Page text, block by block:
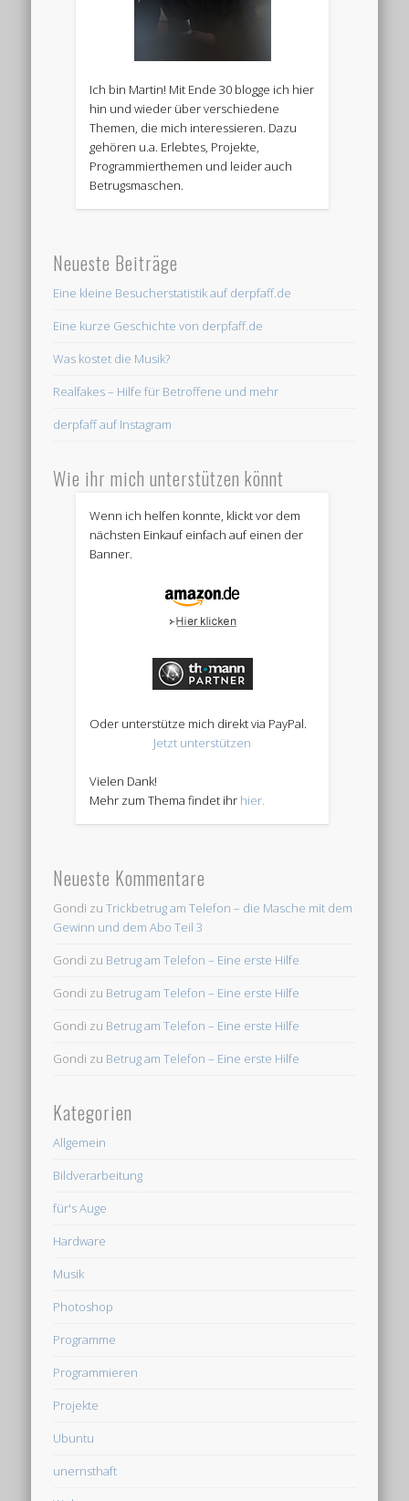
Ich bin Martin! Mit Ende 30 blogge ich hier
hin und wieder über verschiedene
Themen, die mich interessieren. Dazu
gehören u.a. Erlebtes, Projekte,
Programmierthemen und leider auch
Betrugsmaschen.
Neueste Beiträge
Eine kleine Besucherstatistik auf derpfaff.de
Eine kurze Geschichte von derpfaff.de
Was kostet die Musik?
Realfakes – Hilfe für Betroffene und mehr
derpfaff auf Instagram
Wie ihr mich unterstützen könnt
Wenn ich helfen konnte, klickt vor dem
nächsten Einkauf einfach auf einen der
Banner.
Oder unterstütze mich direkt via PayPal.
Jetzt unterstützen
Vielen Dank!
Mehr zum Thema findet ihr hier.
Neueste Kommentare
Gondi zuTrickbetrug am Telefon – die Masche mit dem
Gewinn und dem Abo Teil 3
Gondi zu Betrug am Telefon – Eine erste Hilfe
Gondi zu Betrug am Telefon – Eine erste Hilfe
Gondi zu Betrug am Telefon – Eine erste Hilfe
Gondi zu Betrug am Telefon – Eine erste Hilfe
Kategorien
Allgemein
Bildverarbeitung
für's Auge
Hardware
Musik
Photoshop
Programme
Programmieren
Projekte
Ubuntu
unernsthaft